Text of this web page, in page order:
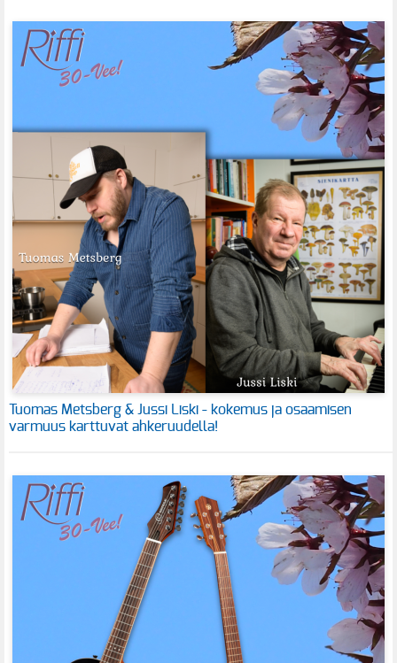
Tuomas Metsberg & Jussi Liski - kokemus ja osaamisen
varmuus karttuvat ahkeruudella!